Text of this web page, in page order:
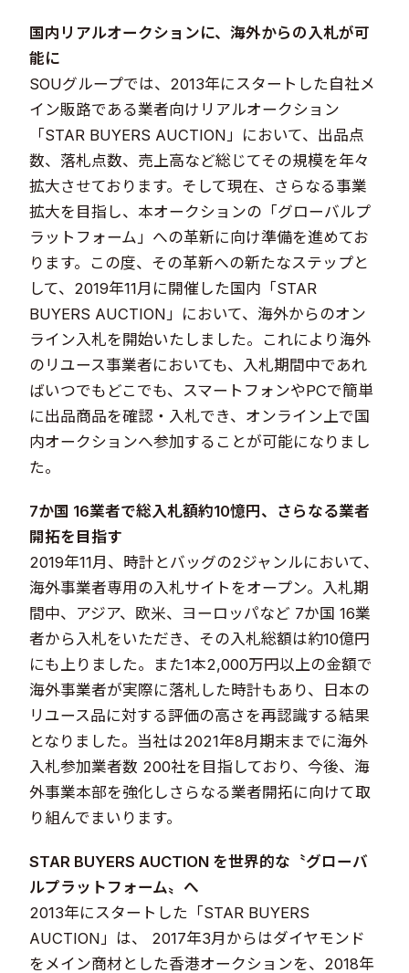
国内リアルオークションに、海外からの入札が可
能に
SOUグループでは、2013年にスタートした自社メ
イン販路である業者向けリアルオークション
「STAR BUYERS AUCTION」において、出品点
数、落札点数、売上高など総じてその規模を年々
拡大させております。そして現在、さらなる事業
拡大を目指し、本オークションの「グローバルプ
ラットフォーム」への革新に向け準備を進めてお
ります。この度、その革新への新たなステップと
して、2019年11月に開催した国内「STAR
BUYERS AUCTION」において、海外からのオン
ライン入札を開始いたしました。これにより海外
のリユース事業者においても、入札期間中であれ
ばいつでもどこでも、スマートフォンやPCで簡単
に出品商品を確認・入札でき、オンライン上で国
内オークションへ参加することが可能になりまし
た。
7か国 16業者で総入札額約10憶円、さらなる業者
開拓を目指す
2019年11月、時計とバッグの2ジャンルにおいて、
海外事業者専用の入札サイトをオープン。入札期
間中、アジア、欧米、ヨーロッパなど 7か国 16業
者から入札をいただき、その入札総額は約10億円
にも上りました。また1本2,000万円以上の金額で
海外事業者が実際に落札した時計もあり、日本の
リユース品に対する評価の高さを再認識する結果
となりました。当社は2021年8月期末までに海外
入札参加業者数 200社を目指しており、今後、海
外事業本部を強化しさらなる業者開拓に向けて取
り組んでまいります。
STAR BUYERS AUCTION を世界的な〝グローバ
ルプラットフォーム〟へ
2013年にスタートした「STAR BUYERS
AUCTION」は、 2017年3月からはダイヤモンド
をメイン商材とした香港オークションを、2018年